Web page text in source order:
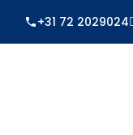
+31 72 2029024